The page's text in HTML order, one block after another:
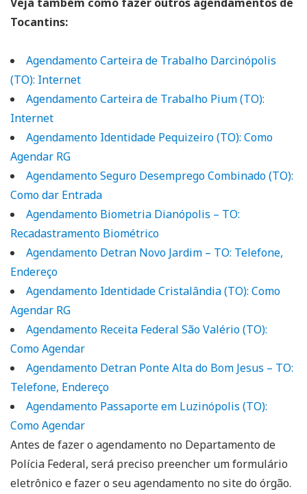
Tocantins:
Agendamento Carteira de Trabalho Darcinópolis
(TO): Internet
Agendamento Carteira de Trabalho Pium (TO):
Internet
Agendamento Identidade Pequizeiro (TO): Como
Agendar RG
Agendamento Seguro Desemprego Combinado (TO):
Como dar Entrada
Agendamento Biometria Dianópolis – TO:
Recadastramento Biométrico
Agendamento Detran Novo Jardim – TO: Telefone,
Endereço
Agendamento Identidade Cristalândia (TO): Como
Agendar RG
Agendamento Receita Federal São Valério (TO):
Como Agendar
Agendamento Detran Ponte Alta do Bom Jesus – TO:
Telefone, Endereço
Agendamento Passaporte em Luzinópolis (TO):
Como Agendar
Antes de fazer o agendamento no Departamento de
Polícia Federal, será preciso preencher um formulário
eletrônico e fazer o seu agendamento no site do órgão.